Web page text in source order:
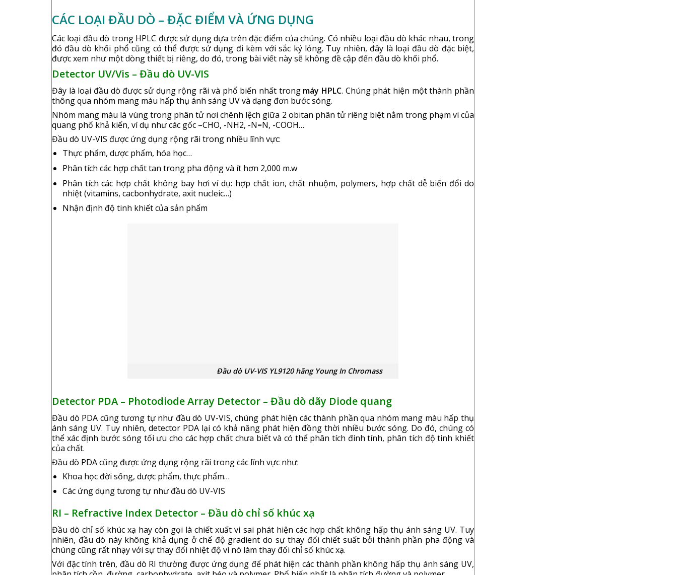
CÁC LOẠI ĐẦU DÒ – ĐẶC ĐIỂM VÀ ỨNG DỤNG
Các loại đầu dò trong HPLC được sử dụng dựa trên đặc điểm của chúng. Có nhiều loại đầu dò khác nhau, trong
đó đầu dò khối phổ cũng có thể được sử dụng đi kèm với sắc ký lỏng. Tuy nhiên, đây là loại đầu dò đặc biệt,
được xem như một dòng thiết bị riêng, do đó, trong bài viết này sẽ không đề cập đến đầu dò khối phổ.
Detector UV/Vis – Đầu dò UV-VIS
Đây là loại đầu dò được sử dụng rộng rãi và phổ biến nhất trong máy HPLC. Chúng phát hiện một thành phần
thông qua nhóm mang màu hấp thụ ánh sáng UV và dạng đơn bước sóng.
Nhóm mang màu là vùng trong phân tử nơi chênh lệch giữa 2 obitan phân tử riêng biệt nằm trong phạm vi của
quang phổ khả kiến, ví dụ như các gốc –CHO, -NH2, -N=N, -COOH…
Đầu dò UV-VIS được ứng dụng rộng rãi trong nhiều lĩnh vực:
Thực phẩm, dược phẩm, hóa học…
Phân tích các hợp chất tan trong pha động và ít hơn 2,000 m.w
Phân tích các hợp chất không bay hơi ví dụ: hợp chất ion, chất nhuộm, polymers, hợp chất dễ biến đổi do
nhiệt (vitamins, cacbonhydrate, axit nucleic…)
Nhận định độ tinh khiết của sản phẩm
Đầu dò UV-VIS YL9120 hãng Young In Chromass
Detector PDA – Photodiode Array Detector – Đầu dò dãy Diode quang
Đầu dò PDA cũng tương tự như đầu dò UV-VIS, chúng phát hiện các thành phần qua nhóm mang màu hấp thụ
ánh sáng UV. Tuy nhiên, detector PDA lại có khả năng phát hiện đồng thời nhiều bước sóng. Do đó, chúng có
thể xác định bước sóng tối ưu cho các hợp chất chưa biết và có thể phân tích đinh tính, phân tích độ tinh khiết
của chất.
Đầu dò PDA cũng được ứng dụng rộng rãi trong các lĩnh vực như:
Khoa học đời sống, dược phẩm, thực phẩm…
Các ứng dụng tương tự như đầu dò UV-VIS
RI – Refractive Index Detector – Đầu dò chỉ số khúc xạ
Đầu dò chỉ số khúc xạ hay còn gọi là chiết xuất vi sai phát hiện các hợp chất không hấp thụ ánh sáng UV. Tuy
nhiên, đầu dò này không khả dụng ở chế độ gradient do sự thay đổi chiết suất bởi thành phần pha động và
chúng cũng rất nhạy với sự thay đổi nhiệt độ vì nó làm thay đổi chỉ số khúc xạ.
Với đặc tính trên, đầu dò RI thường được ứng dụng để phát hiện các thành phần không hấp thụ ánh sáng UV,